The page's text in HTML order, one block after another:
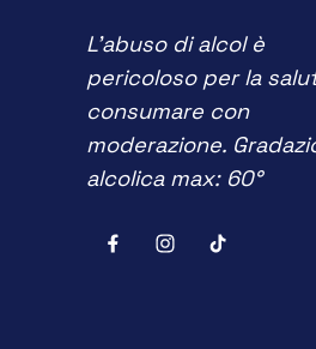
L'abuso di alcol è
pericoloso per la
consumare con
moderazione.
alcolica max: 60°
Votre bouteille offerte